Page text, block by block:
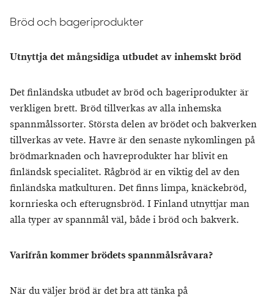
Bröd och bageriprodukter
Utnyttja det mångsidiga utbudet av inhemskt bröd
Det finländska utbudet av bröd och bageriprodukter är
verkligen brett. Bröd tillverkas av alla inhemska
spannmålssorter. Största delen av brödet och bakverken
tillverkas av vete. Havre är den senaste nykomlingen på
brödmarknaden och havreprodukter har blivit en
finländsk specialitet. Rågbröd är en viktig del av den
finländska matkulturen. Det finns limpa, knäckebröd,
kornrieska och efterugnsbröd. I Finland utnyttjar man
alla typer av spannmål väl, både i bröd och bakverk.
Varifrån kommer brödets spannmålsråvara?
När du väljer bröd är det bra att tänka på